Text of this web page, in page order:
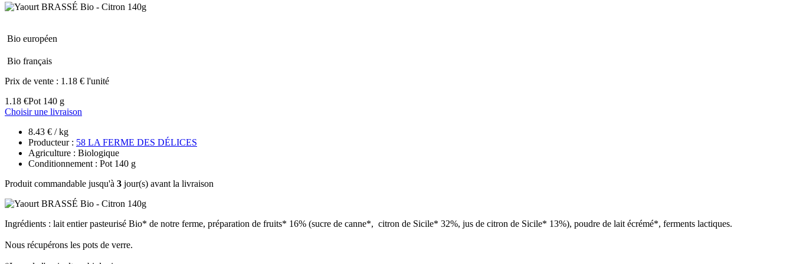
Bio européen
Bio français
Prix de vente : 1.18 € l'unité
1.18 €Pot 140 g
Choisir une livraison
8.43 € / kg
Producteur : 58 LA FERME DES DÉLICES
Agriculture : Biologique
Conditionnement : Pot 140 g
Produit commandable jusqu'à 3 jour(s) avant la livraison
Ingrédients : lait entier pasteurisé Bio* de notre ferme, préparation de fruits* 16% (sucre de canne*, citron de Sicile* 32%, jus de citron de Sicile* 13%), poudre de lait écrémé*, ferments lactiques.
Nous récupérons les pots de verre.